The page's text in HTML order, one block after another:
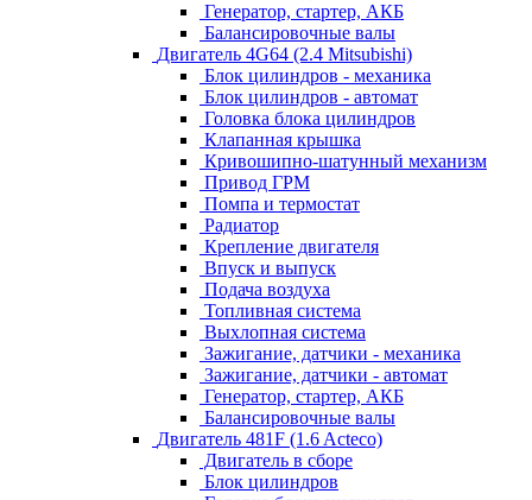
Генератор, стартер, АКБ
Балансировочные валы
Двигатель 4G64 (2.4 Mitsubishi)
Блок цилиндров - механика
Блок цилиндров - автомат
Головка блока цилиндров
Клапанная крышка
Кривошипно-шатунный механизм
Привод ГРМ
Помпа и термостат
Радиатор
Крепление двигателя
Впуск и выпуск
Подача воздуха
Топливная система
Выхлопная система
Зажигание, датчики - механика
Зажигание, датчики - автомат
Генератор, стартер, АКБ
Балансировочные валы
Двигатель 481F (1.6 Acteco)
Двигатель в сборе
Блок цилиндров